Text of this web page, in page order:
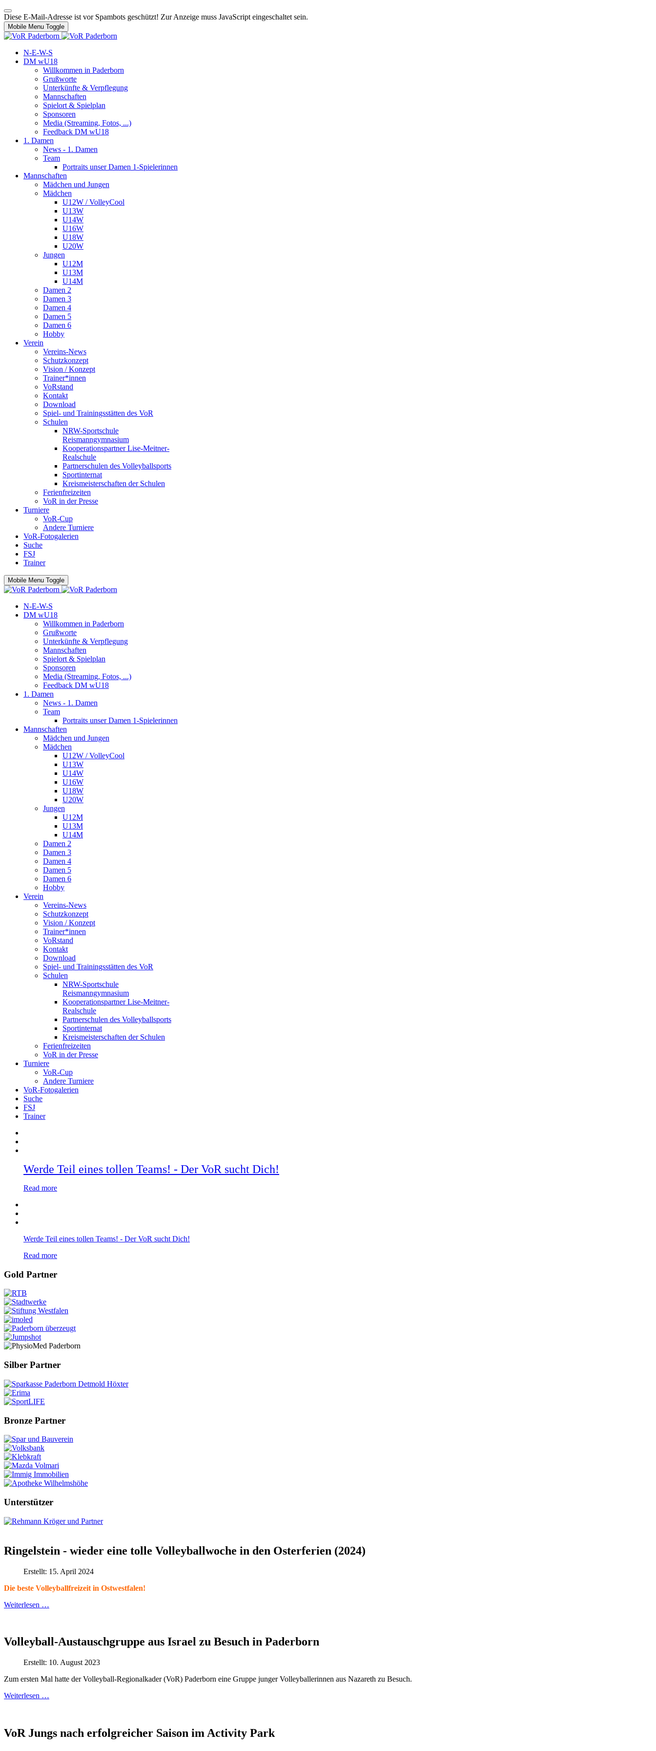
Diese E-Mail-Adresse ist vor Spambots geschützt! Zur Anzeige muss JavaScript eingeschaltet sein.
Mobile Menu Toggle
N-E-W-S
DM wU18
Willkommen in Paderborn
Grußworte
Unterkünfte & Verpflegung
Mannschaften
Spielort & Spielplan
Sponsoren
Media (Streaming, Fotos, ...)
Feedback DM wU18
1. Damen
News - 1. Damen
Team
Portraits unser Damen 1-Spielerinnen
Mannschaften
Mädchen und Jungen
Mädchen
U12W / VolleyCool
U13W
U14W
U16W
U18W
U20W
Jungen
U12M
U13M
U14M
Damen 2
Damen 3
Damen 4
Damen 5
Damen 6
Hobby
Verein
Vereins-News
Schutzkonzept
Vision / Konzept
Trainer*innen
VoRstand
Kontakt
Download
Spiel- und Trainingsstätten des VoR
Schulen
NRW-Sportschule
Reismanngymnasium
Kooperationspartner Lise-Meitner-
Realschule
Partnerschulen des Volleyballsports
Sportinternat
Kreismeisterschaften der Schulen
Ferienfreizeiten
VoR in der Presse
Turniere
VoR-Cup
Andere Turniere
VoR-Fotogalerien
Suche
FSJ
Trainer
Mobile Menu Toggle
N-E-W-S
DM wU18
Willkommen in Paderborn
Grußworte
Unterkünfte & Verpflegung
Mannschaften
Spielort & Spielplan
Sponsoren
Media (Streaming, Fotos, ...)
Feedback DM wU18
1. Damen
News - 1. Damen
Team
Portraits unser Damen 1-Spielerinnen
Mannschaften
Mädchen und Jungen
Mädchen
U12W / VolleyCool
U13W
U14W
U16W
U18W
U20W
Jungen
U12M
U13M
U14M
Damen 2
Damen 3
Damen 4
Damen 5
Damen 6
Hobby
Verein
Vereins-News
Schutzkonzept
Vision / Konzept
Trainer*innen
VoRstand
Kontakt
Download
Spiel- und Trainingsstätten des VoR
Schulen
NRW-Sportschule
Reismanngymnasium
Kooperationspartner Lise-Meitner-
Realschule
Partnerschulen des Volleyballsports
Sportinternat
Kreismeisterschaften der Schulen
Ferienfreizeiten
VoR in der Presse
Turniere
VoR-Cup
Andere Turniere
VoR-Fotogalerien
Suche
FSJ
Trainer
Werde Teil eines tollen Teams! - Der VoR sucht Dich!
Read more
Werde Teil eines tollen Teams! - Der VoR sucht Dich!
Read more
Gold Partner
Silber Partner
Bronze Partner
Unterstützer
Ringelstein - wieder eine tolle Volleyballwoche in den Osterferien (2024)
Erstellt: 15. April 2024
Die beste Volleyballfreizeit in Ostwestfalen!
Weiterlesen …
Volleyball-Austauschgruppe aus Israel zu Besuch in Paderborn
Erstellt: 10. August 2023
Zum ersten Mal hatte der Volleyball-Regionalkader (VoR) Paderborn eine Gruppe junger Volleyballerinnen aus Nazareth zu Besuch.
Weiterlesen …
VoR Jungs nach erfolgreicher Saison im Activity Park